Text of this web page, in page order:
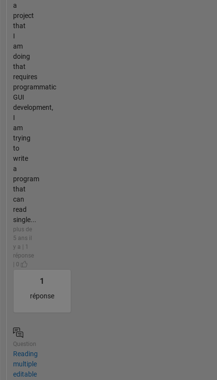
a
project
that
I
am
doing
that
requires
programmatic
GUI
development,
I
am
trying
to
write
a
program
that
can
read
single...
plus de
5 ans il
y a | 1
réponse
| 0
1
réponse
Question
Reading
multiple
editable